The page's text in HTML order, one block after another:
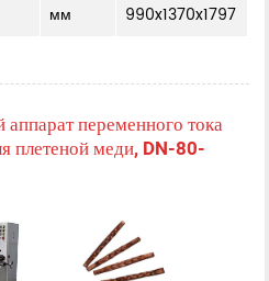
мм 990x1370x1797
переменного тока
плетеной меди, DN-80-